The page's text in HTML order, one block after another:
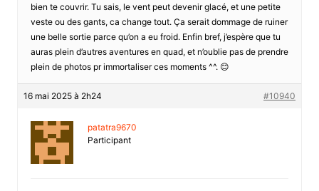
bien te couvrir. Tu sais, le vent peut devenir glacé, et une petite
veste ou des gants, ca change tout. Ça serait dommage de ruiner
une belle sortie parce qu’on a eu froid. Enfin bref, j’espère que tu
auras plein d’autres aventures en quad, et n’oublie pas de prendre
plein de photos pr immortaliser ces moments ^^. 😊
16 mai 2025 à 2h24 #10940
patatra9670
Participant